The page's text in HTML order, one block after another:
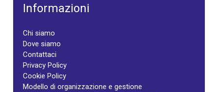
Informazioni
Chi siamo
Dove siamo
Contattaci
Privacy Policy
Cookie Policy
Modello di organizzazione e gestione